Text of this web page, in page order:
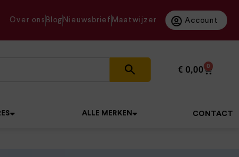
Over ons Blog Nieuwsbrief Maatwijzer Account
€ 0,00 0
ALLE MERKEN CONTACT